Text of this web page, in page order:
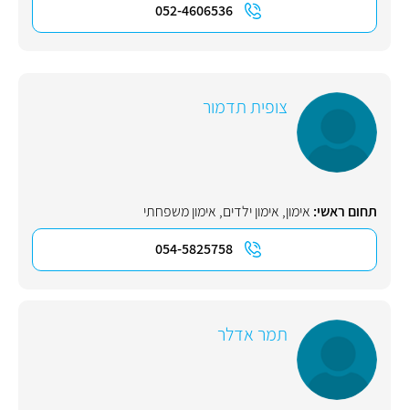
052-4606536
צופית תדמור
תחום ראשי: אימון, אימון ילדים, אימון משפחתי
054-5825758
תמר אדלר